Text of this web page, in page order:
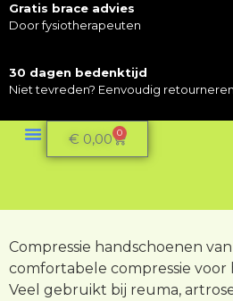
Gratis brace advies
Door fysiotherapeuten
30 dagen bedenktijd
Niet tevreden? Eenvoudig retourneren
€ 0,00 0
Compressie handschoenen
comfortabele compressie voor
Veel gebruikt bij reuma,